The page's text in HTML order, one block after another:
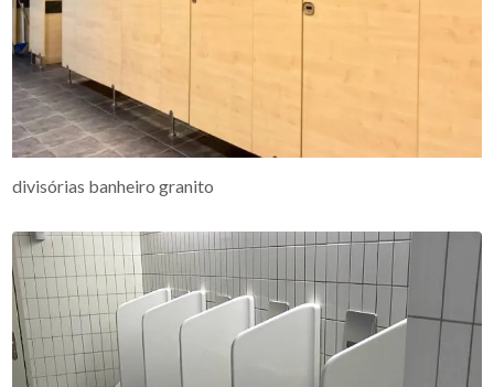
divisórias banheiro granito